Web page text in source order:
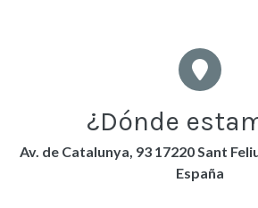
¿Dónde
Av. de Catalunya, 93 17220 Sant
España